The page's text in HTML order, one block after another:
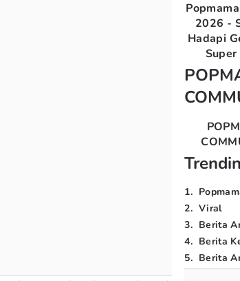
2026 -
Hadapi
1.
2. Viral
3. Berita
4. Berita
5. Berita